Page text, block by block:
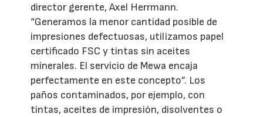
director gerente, Axel Herrmann.
“Generamos la menor cantidad posible de
impresiones defectuosas, utilizamos papel
certificado FSC y tintas sin aceites
minerales. El servicio de Mewa encaja
perfectamente en este concepto”. Los
paños contaminados, por ejemplo, con
tintas, aceites de impresión, disolventes o